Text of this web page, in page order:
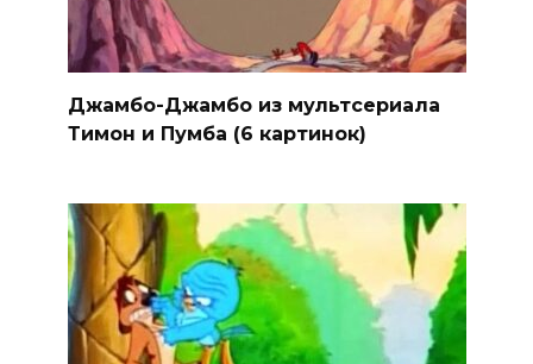
Джамбо-Джамбо из мультсериала
Тимон и Пумба (6 картинок)